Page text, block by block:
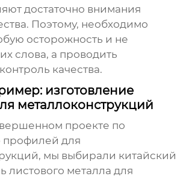
достаточно внимания
Поэтому, необходимо
осторожность и не
слова, а проводить
качества.
изготовление
металлоконструкций
проекте по
профилей для
мы выбирали китайский
листового металла для